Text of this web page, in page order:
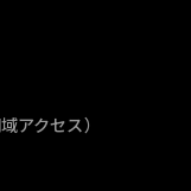
アクセス）